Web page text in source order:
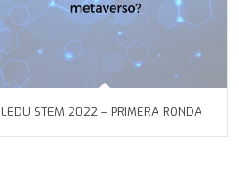
LEDU STEM 2022 – PRIMERA RONDA